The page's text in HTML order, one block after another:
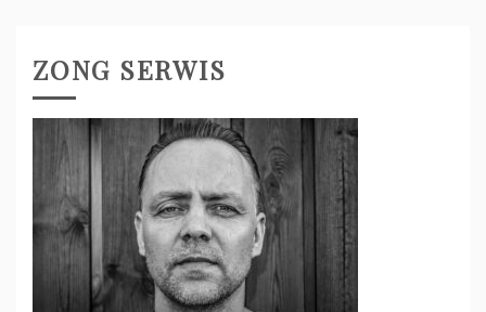
ZONG SERWIS